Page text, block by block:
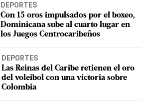
DEPORTES
Con 15 oros impulsados por el boxeo,
Dominicana sube al cuarto lugar en
los Juegos Centrocaribeños
DEPORTES
Las Reinas del Caribe retienen el oro
del voleibol con una victoria sobre
Colombia